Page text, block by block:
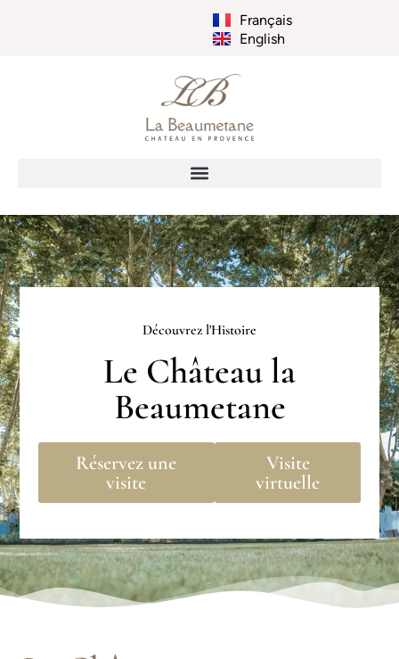
Français
English
Découvrez l'Histoire
Le Château la
Beaumetane
Réservez une
visite
Visite
virtuelle